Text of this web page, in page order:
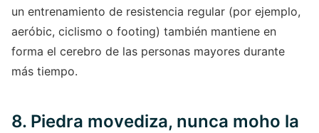
un entrenamiento de resistencia regular (por ejemplo,
aeróbic, ciclismo o footing) también mantiene en
forma el cerebro de las personas mayores durante
más tiempo.
8. Piedra movediza, nunca moho la